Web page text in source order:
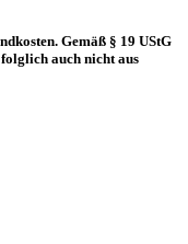
Gemäß § 19 UStG
auch nicht aus